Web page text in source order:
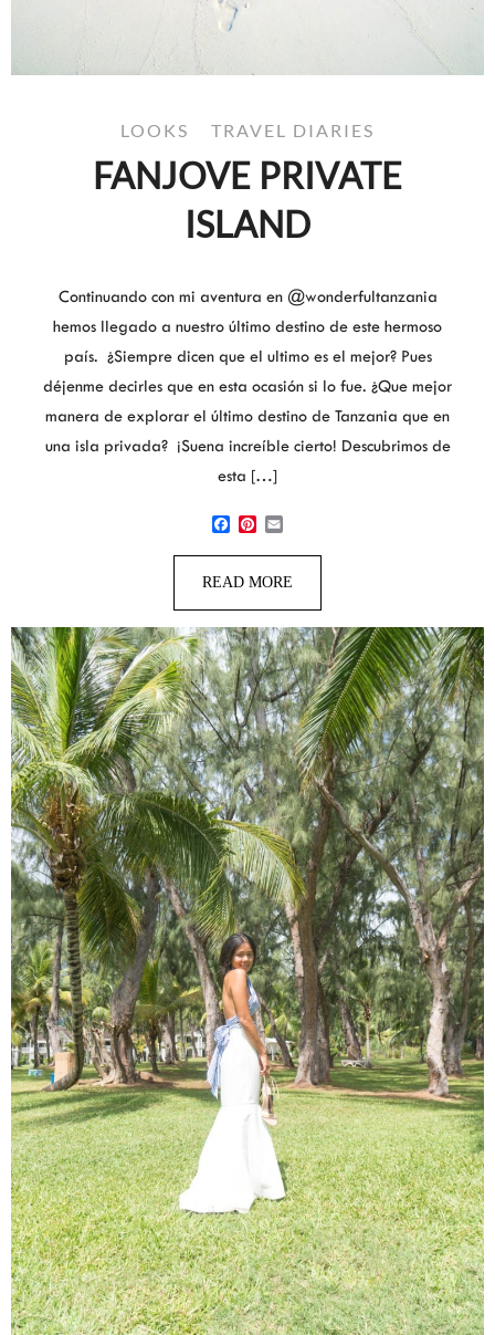
LOOKS TRAVEL DIARIES
FANJOVE PRIVATE
ISLAND
Continuando con mi aventura en @wonderfultanzania
hemos llegado a nuestro último destino de este hermoso
país. ¿Siempre dicen que el ultimo es el mejor? Pues
déjenme decirles que en esta ocasión si lo fue. ¿Que mejor
manera de explorar el último destino de Tanzania que en
una isla privada? ¡Suena increíble cierto! Descubrimos de
esta […]
READ MORE